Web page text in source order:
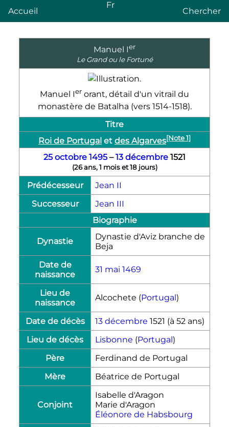
Accueil
Fr
Chercher
Manuel Ier
Le Grand ou le Fortuné
Manuel Ier orant, détail d'un vitrail du
monastère de Batalha (vers 1514-1518).
Titre
Roi de Portugal et des Algarves[Note 1]
25 octobre 1495 –13 décembre 1521
(26 ans, 1 mois et 18 jours)
Prédécesseur
Jean II
Successeur
Jean III
Biographie
Dynastie
Dynastie d'Aviz branche de
Beja
Date de
naissance
31 mai 1469
Lieu de
naissance
Alcochete (Portugal)
Date de décès 13 décembre 1521 (à 52 ans)
Lieu de décès
Lisbonne (Portugal)
Père
Ferdinand de Portugal
Mère
Béatrice de Portugal
Conjoint
Isabelle d'Aragon
Marie d'Aragon
Éléonore de Habsbourg